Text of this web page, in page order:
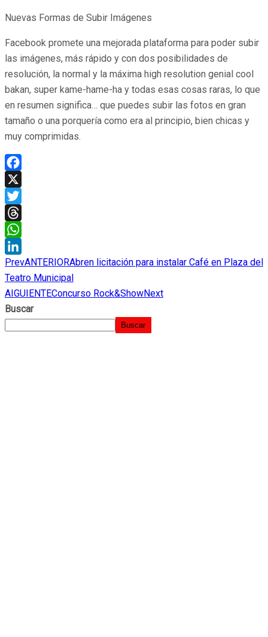
Nuevas Formas de Subir Imágenes
Facebook promete una mejorada plataforma para poder subir
las imágenes, más rápido y con dos posibilidades de
resolución, la normal y la máxima high resolution genial cool
bakan, super kame-hame-ha y todas esas cosas raras, lo que
en resumen significa… que puedes subir las fotos en gran
tamaño o una porquería como era al principio, bien chicas y
muy comprimidas.
Facebook
X
Twitter
Threads
WhatsApp
LinkedIn
PrevANTERIORAbren licitación para instalar Café en Plaza del
Teatro Municipal
AIGUIENTEConcurso Rock&ShowNext
Buscar
Buscar